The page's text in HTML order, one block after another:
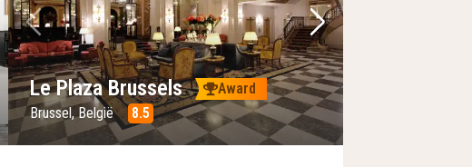
foto
Vorige foto
Volgende foto
Le Plaza Brussels
Award
Brussel, België
8.5